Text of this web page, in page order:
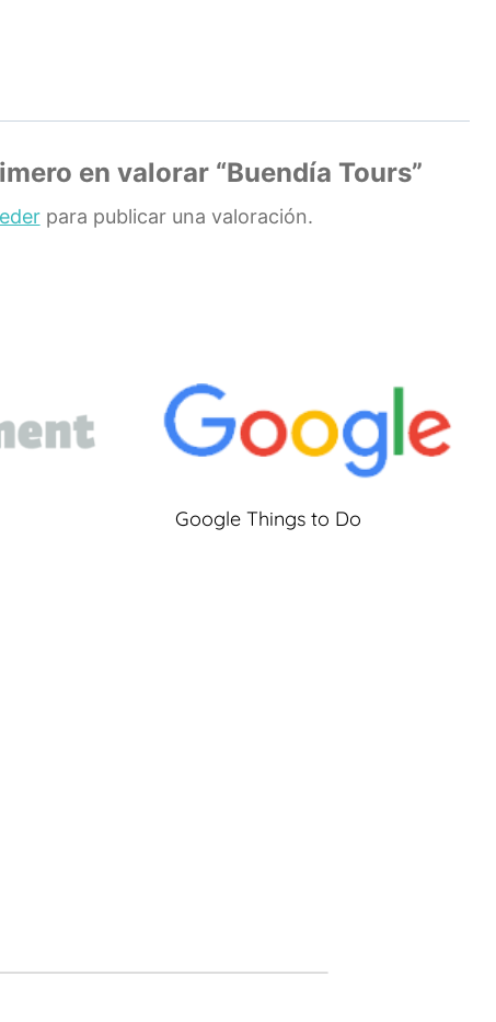
en valorar “Buendía Tours”
para publicar una valoración.
Google Things to Do